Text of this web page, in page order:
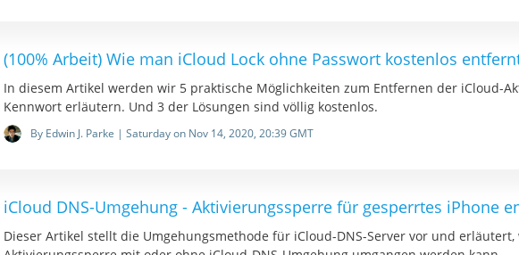
(100% Arbeit) Wie man iCloud Lock ohne Passwort kostenlos
In diesem Artikel werden wir 5 praktische Möglichkeiten zum Entfernen der iCloud-
Kennwort erläutern. Und 3 der Lösungen sind völlig kostenlos.
By Edwin J. Parke | Saturday on Nov 14, 2020, 20:39 GMT
iCloud DNS-Umgehung - Aktivierungssperre für gesperrtes iPhone
Dieser Artikel stellt die Umgehungsmethode für iCloud-DNS-Server vor und erläutert,